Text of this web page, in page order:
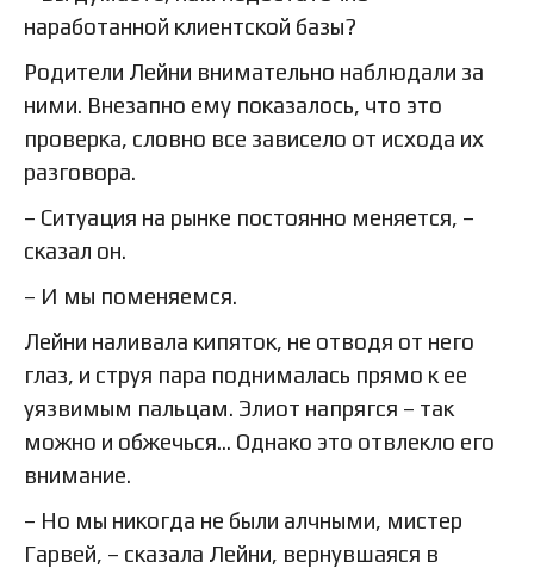
наработанной клиентской базы?
Родители Лейни внимательно наблюдали за
ними. Внезапно ему показалось, что это
проверка, словно все зависело от исхода их
разговора.
– Ситуация на рынке постоянно меняется, –
сказал он.
– И мы поменяемся.
Лейни наливала кипяток, не отводя от него
глаз, и струя пара поднималась прямо к ее
уязвимым пальцам. Элиот напрягся – так
можно и обжечься… Однако это отвлекло его
внимание.
– Но мы никогда не были алчными, мистер
Гарвей, – сказала Лейни, вернувшаяся в